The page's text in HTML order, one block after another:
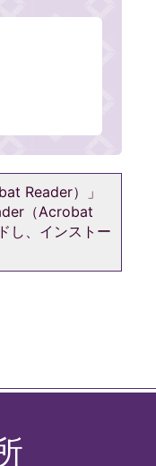
Reader）」
（Acrobat
し、インストー